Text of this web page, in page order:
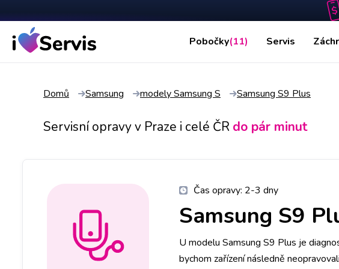
Pobočky(11) Servis
Domů Samsung modely Samsung S Samsung S9 Plus
Servisní opravy v Praze i celé ČR do pár minut
Čas opravy: 2-3 dny
Samsung S9
U modelu Samsung S9 Plus je
bychom zařízení následně